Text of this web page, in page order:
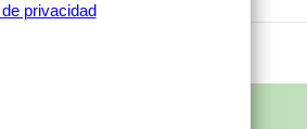
privacidad